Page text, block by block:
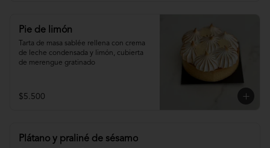
Pie de limón
Tarta de masa sablée rellena con crema
de leche condensada y limón, cubierta
de merengue gratinado
$5.500
Plátano y praliné de sésamo